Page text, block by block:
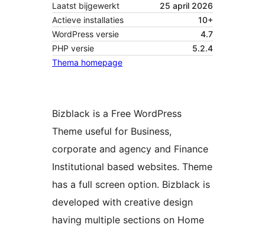
Laatst bijgewerkt
25 april 2026
Actieve installaties
10+
WordPress versie
4.7
PHP versie
5.2.4
Thema homepage
Bizblack is a Free WordPress
Theme useful for Business,
corporate and agency and Finance
Institutional based websites. Theme
has a full screen option. Bizblack is
developed with creative design
having multiple sections on Home